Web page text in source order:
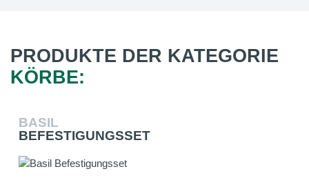
PRODUKTE DER KATEGORIE
KÖRBE:
BASIL
BEFESTIGUNGSSET